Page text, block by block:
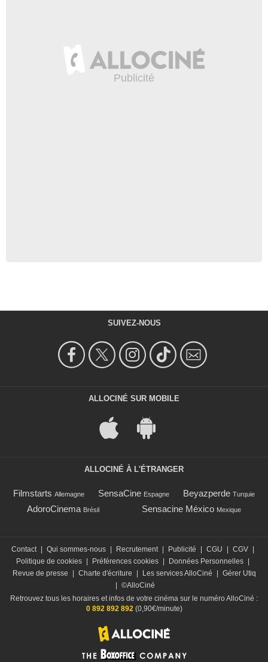
SUIVEZ-NOUS
ALLOCINÉ SUR MOBILE
ALLOCINÉ À L'ÉTRANGER
Filmstarts Allemagne SensaCine Espagne Beyazperde Turquie
AdoroCinema Brésil Sensacine México Mexique
Contact Qui sommes-nous Recrutement Publicité CGU CGV
Politique de cookies
Préférences cookies Données Personnelles
Revue de presse
Charte d'écriture Les services AlloCiné
Gérer Utiq
©AlloCiné
Retrouvez tous les horaires et infos de votre cinéma sur le numéro AlloCiné :
0 892 892 892(0,90€/minute)